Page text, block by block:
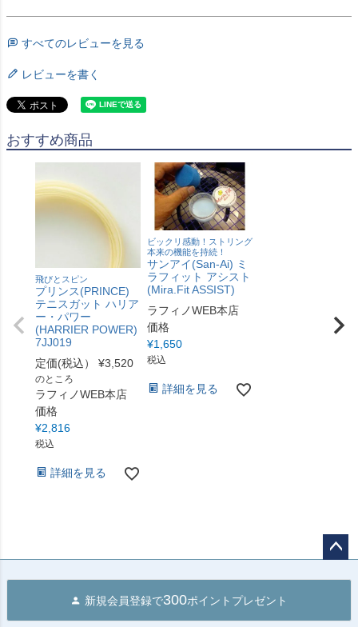
すべてのレビューを見る
レビューを書く
おすすめ商品
飛びとスピン
プリンス(PRINCE)
テニスガット ハリア
ー・パワー
(HARRIER POWER)
7JJ019
定価(税込）
¥3,520
のところ
ラフィノWEB本店
価格
¥2,816
税込
詳細を見る
ビックリ感動！ストリング
本来の機能を持続！
サンアイ(San-Ai) ミ
ラフィット アシスト
(Mira.Fit ASSIST)
ラフィノWEB本店
価格
¥1,650
税込
詳細を見る
へ
新規会員登録で300ポイントプレゼント